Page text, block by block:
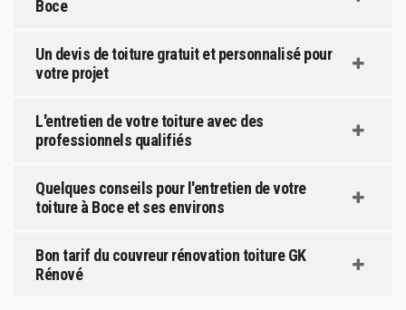
Boce
Un devis de toiture gratuit et personnalisé pour
votre projet
L'entretien de votre toiture avec des
professionnels qualifiés
Quelques conseils pour l'entretien de votre
toiture à Boce et ses environs
Bon tarif du couvreur rénovation toiture GK
Rénové